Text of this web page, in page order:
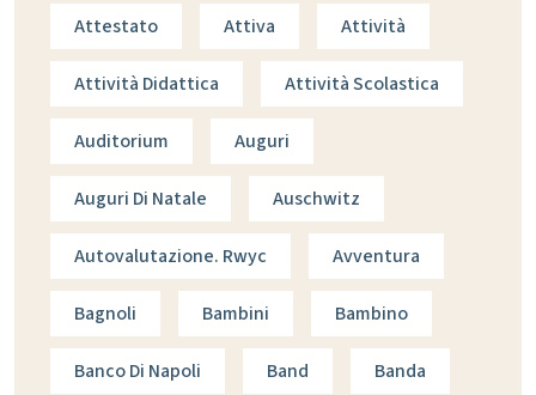
Attestato Attiva Attività
Attività Didattica Attività Scolastica
Auditorium Auguri
Auguri Di Natale Auschwitz
Autovalutazione. Rwyc Avventura
Bagnoli Bambini Bambino
Banco Di Napoli Band Banda